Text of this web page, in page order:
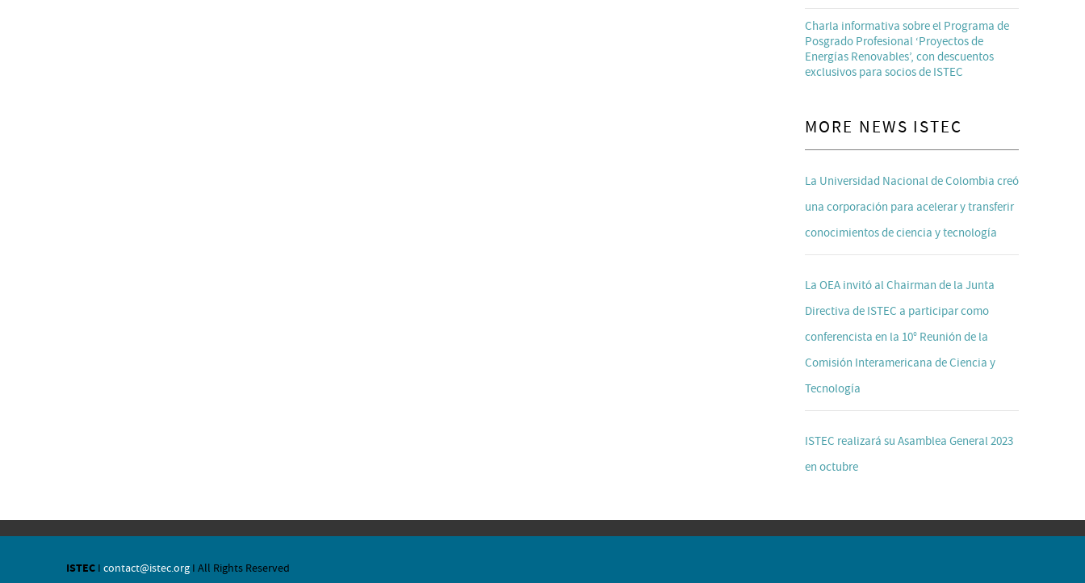
Charla informativa sobre el Programa de
Posgrado Profesional ‘Proyectos de
Energías Renovables’, con descuentos
exclusivos para socios de ISTEC
MORE NEWS ISTEC
La Universidad Nacional de Colombia creó
una corporación para acelerar y transferir
conocimientos de ciencia y tecnología
La OEA invitó al Chairman de la Junta
Directiva de ISTEC a participar como
conferencista en la 10° Reunión de la
Comisión Interamericana de Ciencia y
Tecnología
ISTEC realizará su Asamblea General 2023
en octubre
ISTEC I contact@istec.org I All Rights Reserved